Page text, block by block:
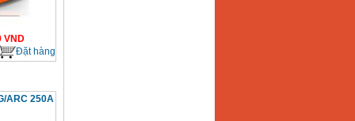
VND
Đặt hàng
ARC 250A